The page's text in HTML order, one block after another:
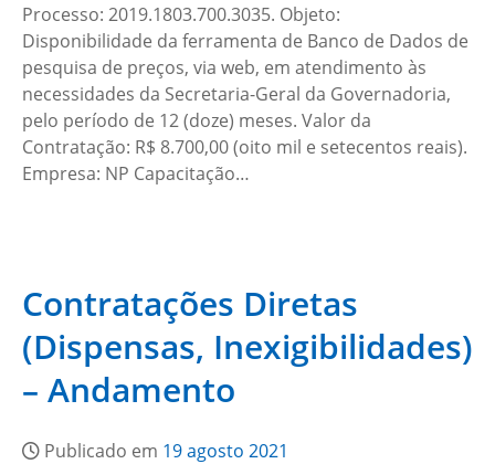
Processo: 2019.1803.700.3035. Objeto:
Disponibilidade da ferramenta de Banco de Dados de
pesquisa de preços, via web, em atendimento às
necessidades da Secretaria-Geral da Governadoria,
pelo período de 12 (doze) meses. Valor da
Contratação: R$ 8.700,00 (oito mil e setecentos reais).
Empresa: NP Capacitação…
Contratações Diretas
(Dispensas, Inexigibilidades)
– Andamento
Publicado em 19 agosto 2021